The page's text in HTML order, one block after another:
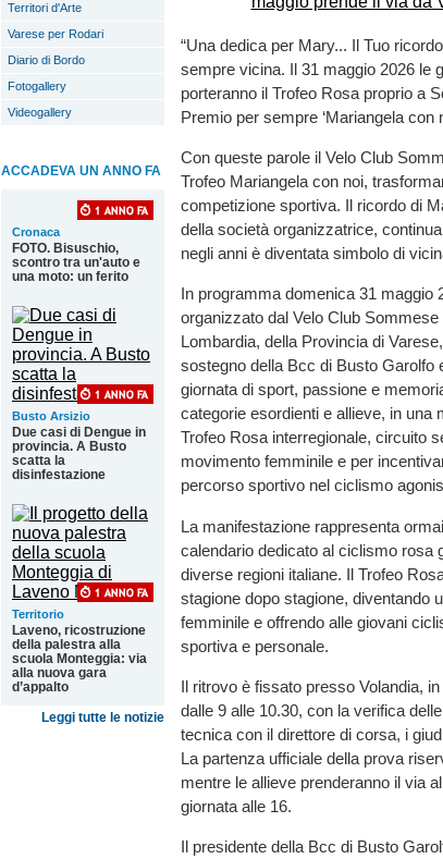
Territori d'Arte
Varese per Rodari
Diario di Bordo
Fotogallery
Videogallery
ACCADEVA UN ANNO FA
Cronaca
FOTO. Bisuschio,
scontro tra un'auto e
una moto: un ferito
Busto Arsizio
Due casi di Dengue in
provincia. A Busto
scatta la
disinfestazione
Territorio
Laveno, ricostruzione
della palestra alla
scuola Monteggia: via
alla nuova gara
d’appalto
Leggi tutte le notizie
“Una dedica per Mary... Il Tuo
sempre vicina. Il 31 maggio 2026 le
porteranno il Trofeo Rosa proprio a
Premio per sempre ‘Mariangela con
Con queste parole il Velo Club
Trofeo Mariangela con noi,
competizione sportiva. Il ricordo di
della società organizzatrice,
negli anni è diventata simbolo di
In programma domenica 31 maggio
organizzato dal Velo Club
Lombardia, della Provincia di
sostegno della Bcc di Busto Garolfo
giornata di sport, passione e
categorie esordienti e allieve, in una
Trofeo Rosa interregionale, circuito
movimento femminile e per
percorso sportivo nel ciclismo
La manifestazione rappresenta
calendario dedicato al ciclismo rosa
diverse regioni italiane. Il Trofeo
stagione dopo stagione, diventando
femminile e offrendo alle giovani
sportiva e personale.
Il ritrovo è fissato presso Volandia,
dalle 9 alle 10.30, con la verifica
tecnica con il direttore di corsa, i
La partenza ufficiale della prova
mentre le allieve prenderanno il via
giornata alle 16.
Il presidente della Bcc di Busto